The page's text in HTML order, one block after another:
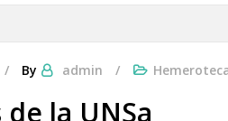
By admin
la UNSa